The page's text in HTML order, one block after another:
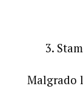
3.
Malgrado